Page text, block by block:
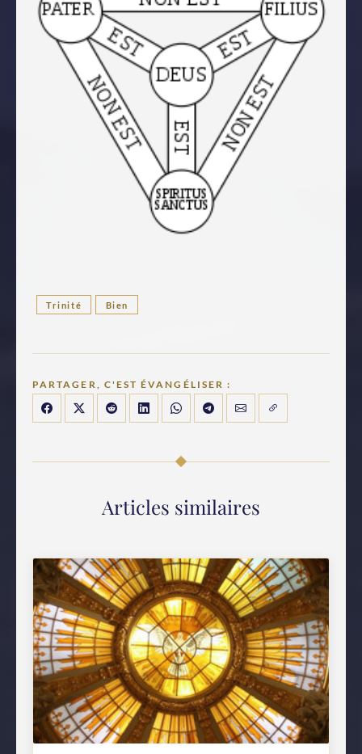
Trinité Bien
PARTAGER, C'EST ÉVANGÉLISER :
Articles similaires